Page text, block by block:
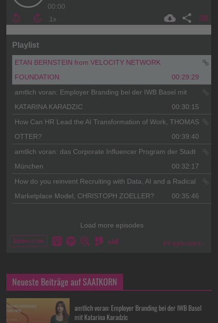
Neueste Beiträge auf SAATKORN
amtlich voran: Employer Branding bei der IWB Basel
mit Katarina Karadzic